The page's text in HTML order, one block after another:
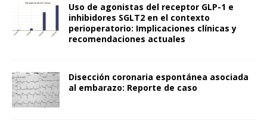
Uso de agonistas del receptor GLP-1 e
inhibidores SGLT2 en el contexto
perioperatorio: Implicaciones clínicas y
recomendaciones actuales
Disección coronaria espontánea asociada
al embarazo: Reporte de caso